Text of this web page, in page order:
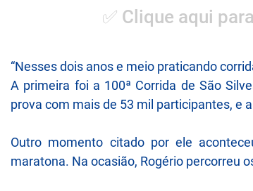
✅ Clique aqui
“Nesses dois anos e meio praticando
A primeira foi a 100ª Corrida de São
prova com mais de 53 mil participantes, e
Outro momento citado por ele
maratona. Na ocasião, Rogério percorreu